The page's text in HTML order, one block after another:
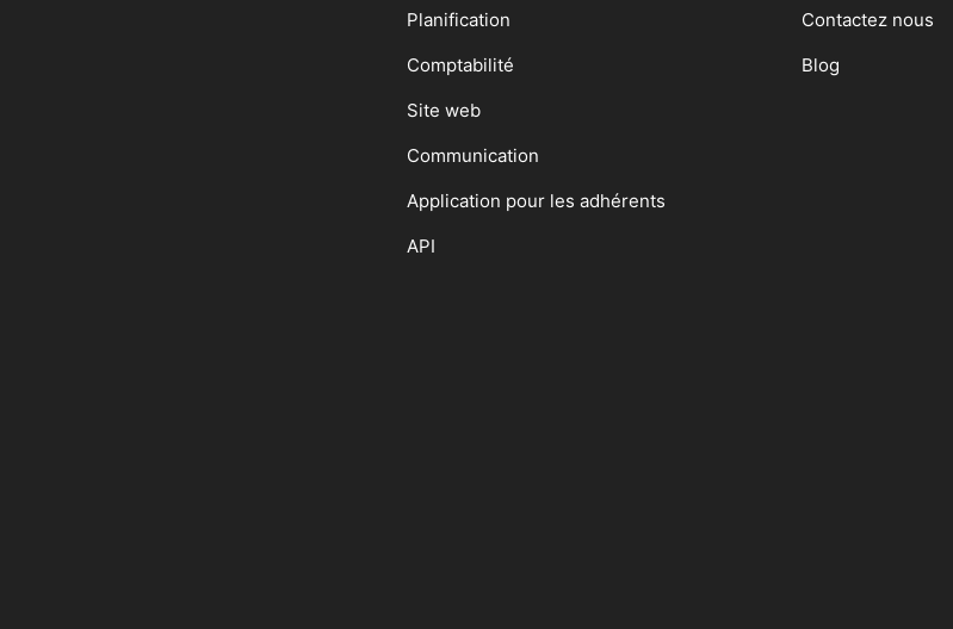
Planification
Comptabilité
Site web
Communication
Application pour les adhérents
API
Contactez nous
Blog